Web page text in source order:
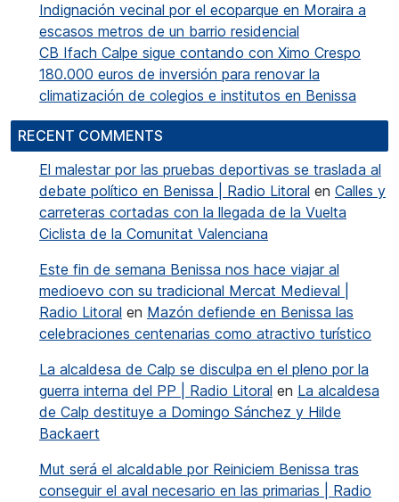
Indignación vecinal por el ecoparque en Moraira a
escasos metros de un barrio residencial
CB Ifach Calpe sigue contando con Ximo Crespo
180.000 euros de inversión para renovar la
climatización de colegios e institutos en Benissa
RECENT COMMENTS
El malestar por las pruebas deportivas se traslada al
debate político en Benissa | Radio Litoral en Calles y
carreteras cortadas con la llegada de la Vuelta
Ciclista de la Comunitat Valenciana
Este fin de semana Benissa nos hace viajar al
medioevo con su tradicional Mercat Medieval |
Radio Litoral en Mazón defiende en Benissa las
celebraciones centenarias como atractivo turístico
La alcaldesa de Calp se disculpa en el pleno por la
guerra interna del PP | Radio Litoral en La alcaldesa
de Calp destituye a Domingo Sánchez y Hilde
Backaert
Mut será el alcaldable por Reiniciem Benissa tras
conseguir el aval necesario en las primarias | Radio